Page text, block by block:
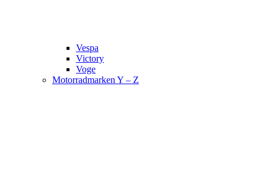
Vespa
Victory
Voge
Motorradmarken Y – Z